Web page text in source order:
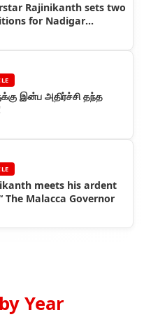
Rajinikanth sets two
for Nadigar
இன்ப அதிர்ச்சி தந்த
meets his ardent
The Malacca Governor
Year